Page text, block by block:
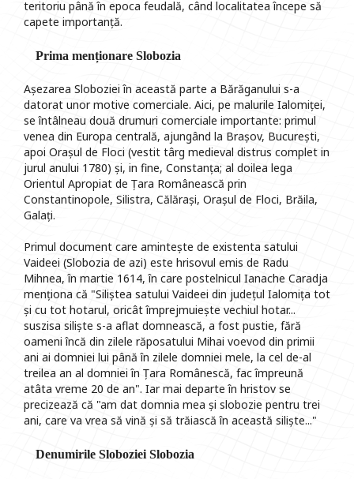
teritoriu până în epoca feudală, când localitatea începe să
capete importanță.
Prima menționare Slobozia
Așezarea Sloboziei în această parte a Bărăganului s-a
datorat unor motive comerciale. Aici, pe malurile Ialomiței,
se întâlneau două drumuri comerciale importante: primul
venea din Europa centrală, ajungând la Brașov, București,
apoi Orașul de Floci (vestit târg medieval distrus complet in
jurul anului 1780) și, in fine, Constanța; al doilea lega
Orientul Apropiat de Țara Românească prin
Constantinopole, Silistra, Călărași, Orașul de Floci, Brăila,
Galați.
Primul document care amintește de existenta satului
Vaideei (Slobozia de azi) este hrisovul emis de Radu
Mihnea, în martie 1614, în care postelnicul Ianache Caradja
menționa că "Siliștea satului Vaideei din județul Ialomița tot
și cu tot hotarul, oricât împrejmuiește vechiul hotar...
suszisa siliște s-a aflat domnească, a fost pustie, fără
oameni încă din zilele răposatului Mihai voevod din primii
ani ai domniei lui până în zilele domniei mele, la cel de-al
treilea an al domniei în Țara Românescă, fac împreună
atâta vreme 20 de an". Iar mai departe în hristov se
precizează că "am dat domnia mea și slobozie pentru trei
ani, care va vrea să vină și să trăiască în această siliște..."
Denumirile Sloboziei Slobozia